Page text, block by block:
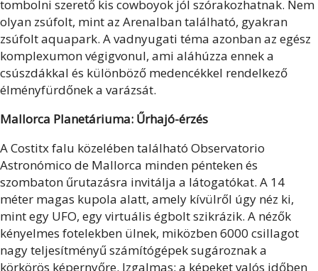
tombolni szerető kis cowboyok jól szórakozhatnak. Nem
olyan zsúfolt, mint az Arenalban található, gyakran
zsúfolt aquapark. A vadnyugati téma azonban az egész
komplexumon végigvonul, ami aláhúzza ennek a
csúszdákkal és különböző medencékkel rendelkező
élményfürdőnek a varázsát.
Mallorca Planetáriuma: Űrhajó-érzés
A Costitx falu közelében található Observatorio
Astronómico de Mallorca minden pénteken és
szombaton űrutazásra invitálja a látogatókat. A 14
méter magas kupola alatt, amely kívülről úgy néz ki,
mint egy UFO, egy virtuális égbolt szikrázik. A nézők
kényelmes fotelekben ülnek, miközben 6000 csillagot
nagy teljesítményű számítógépek sugároznak a
körkörös képernyőre. Izgalmas: a képeket valós időben